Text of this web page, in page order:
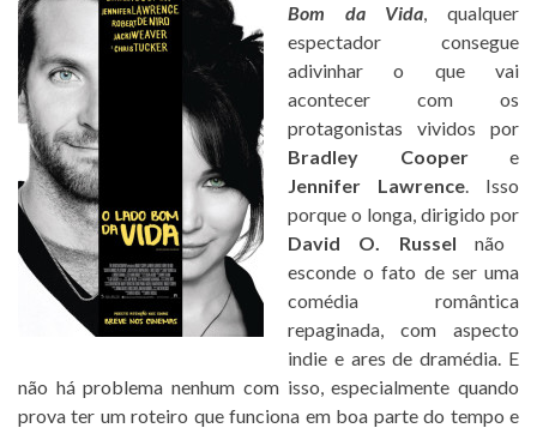
Bom da Vida, qualquer
espectador consegue
adivinhar o que vai
acontecer com os
protagonistas vividos por
Bradley Coopere
Jennifer Lawrence. Isso
porque o longa, dirigido por
David O. Russel não
esconde o fato de ser uma
comédia romântica
repaginada, com aspecto
indie e ares de dramédia. E
não há problema nenhum com isso, especialmente quando
prova ter um roteiro que funciona em boa parte do tempo e